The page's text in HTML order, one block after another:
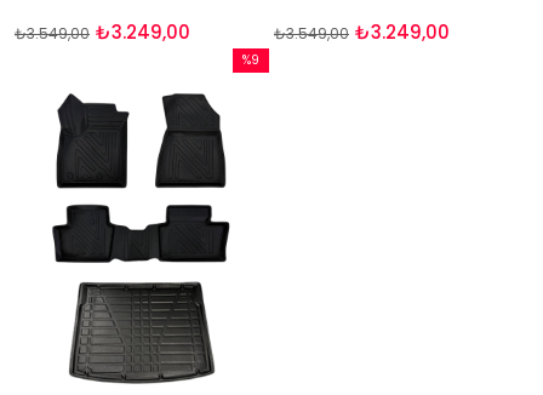
₺3.249,00
₺3.549,00 ₺3.249,00
₺3.549,00
%9